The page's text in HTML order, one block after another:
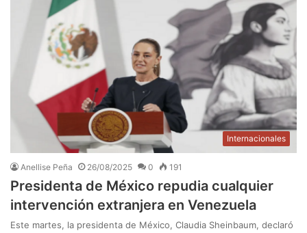
Internacionales
Anellise Peña 26/08/2025 0 191
Presidenta de México repudia cualquier
intervención extranjera en Venezuela
Este martes, la presidenta de México, Claudia Sheinbaum, declaró